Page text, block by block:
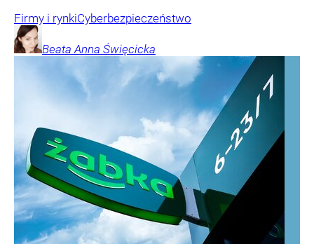
Firmy i rynkiCyberbezpieczeństwo
Beata Anna Święcicka